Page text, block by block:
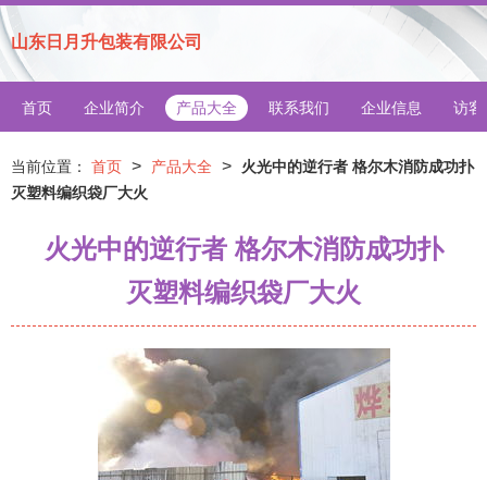
山东日月升包装有限公司
首页 企业简介 产品大全 联系我们 企业信息 访客
当前位置： 首页 > 产品大全 >
火光中的逆行者 格尔木消防成功扑
灭塑料编织袋厂大火
火光中的逆行者 格尔木消防成功扑
灭塑料编织袋厂大火